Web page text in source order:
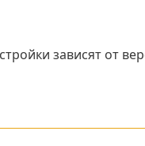
зависят от